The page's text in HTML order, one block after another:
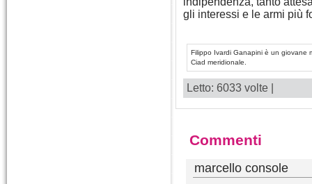
gli interessi e le armi più
Filippo Ivardi Ganapini è un giovane
Ciad meridionale.
Letto: 6033 volte |
Commenti
marcello console